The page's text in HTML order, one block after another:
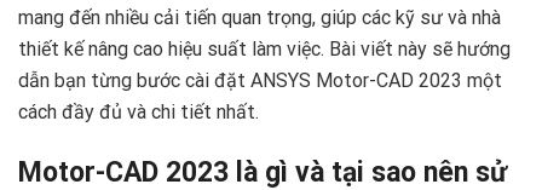
mang đến nhiều cải tiến quan trọng, giúp các kỹ sư và nhà
thiết kế nâng cao hiệu suất làm việc. Bài viết này sẽ hướng
dẫn bạn từng bước cài đặt ANSYS Motor-CAD 2023 một
cách đầy đủ và chi tiết nhất.
Motor-CAD 2023 là gì và tại sao nên sử